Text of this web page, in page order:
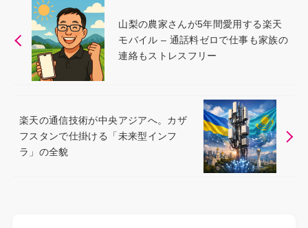
山梨の農家さんが5年間愛用する楽天
モバイル – 通話料ゼロで仕事も家族の
連絡もストレスフリー
楽天の通信技術が中央アジアへ。カザ
フスタンで仕掛ける「未来型インフ
ラ」の全貌